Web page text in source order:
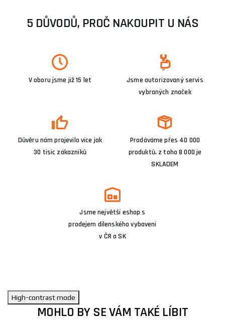
5 DŮVODŮ, PROČ NAKOUPIT U NÁS
V oboru jsme již 15 let
Jsme autorizovaný servis
vybraných značek
Důvěru nám projevilo více jak
30 tisíc zákazníků
Prodáváme přes 40 000
produktů, z toho 8 000 je
SKLADEM
Jsme největší eshop s
prodejem dílenského vybavení
v ČR a SK
High-contrast mode
MOHLO BY SE VÁM TAKÉ LÍBIT